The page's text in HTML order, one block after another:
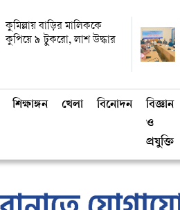
কুমিল্লায় বাড়ির মালিককে
কুপিয়ে ৯ টুকরো, লাশ উদ্ধার
শিক্ষাঙ্গন খেলা বিনোদন
বিজ্ঞান
ও
প্রযুক্তি